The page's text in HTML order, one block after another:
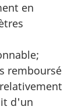
en
remboursé
d'un